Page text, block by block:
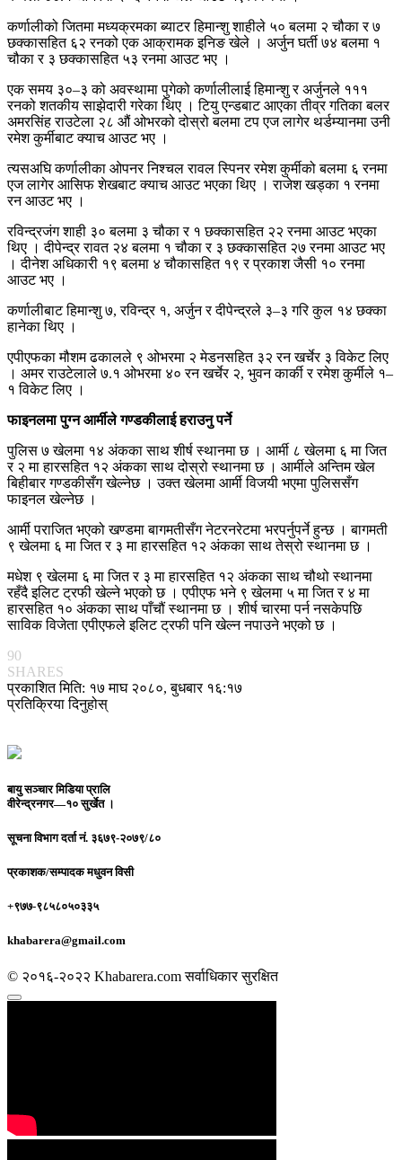
कर्णालीको जितमा मध्यक्रमका ब्याटर हिमान्शु शाहीले ५० बलमा २ चौका र ७
छक्कासहित ६२ रनको एक आक्रामक इनिङ खेले । अर्जुन घर्ती ७४ बलमा १
चौका र ३ छक्कासहित ५३ रनमा आउट भए ।
एक समय ३०–३ को अवस्थामा पुगेको कर्णालीलाई हिमान्शु र अर्जुनले १११
रनको शतकीय साझेदारी गरेका थिए । टियु एन्डबाट आएका तीव्र गतिका बलर
अमरसिंह राउटेला २८ औं ओभरको दोस्रो बलमा टप एज लागेर थर्डम्यानमा उनी
रमेश कुर्मीबाट क्याच आउट भए ।
त्यसअघि कर्णालीका ओपनर निश्चल रावल स्पिनर रमेश कुर्मीको बलमा ६ रनमा
एज लागेर आसिफ शेखबाट क्याच आउट भएका थिए । राजेश खड्का १ रनमा
रन आउट भए ।
रविन्द्रजंग शाही ३० बलमा ३ चौका र १ छक्कासहित २२ रनमा आउट भएका
थिए । दीपेन्द्र रावत २४ बलमा १ चौका र ३ छक्कासहित २७ रनमा आउट भए
। दीनेश अधिकारी १९ बलमा ४ चौकासहित १९ र प्रकाश जैसी १० रनमा
आउट भए ।
कर्णालीबाट हिमान्शु ७, रविन्द्र १, अर्जुन र दीपेन्द्रले ३–३ गरि कुल १४ छक्का
हानेका थिए ।
एपीएफका मौशम ढकालले ९ ओभरमा २ मेडनसहित ३२ रन खर्चेर ३ विकेट लिए
। अमर राउटेलाले ७.१ ओभरमा ४० रन खर्चेर २, भुवन कार्की र रमेश कुर्मीले १–
१ विकेट लिए ।
फाइनलमा पुग्न आर्मीले गण्डकीलाई हराउनु पर्ने
पुलिस ७ खेलमा १४ अंकका साथ शीर्ष स्थानमा छ । आर्मी ८ खेलमा ६ मा जित
र २ मा हारसहित १२ अंकका साथ दोस्रो स्थानमा छ । आर्मीले अन्तिम खेल
बिहीबार गण्डकीसँग खेल्नेछ । उक्त खेलमा आर्मी विजयी भएमा पुलिससँग
फाइनल खेल्नेछ ।
आर्मी पराजित भएको खण्डमा बागमतीसँग नेटरनरेटमा भरपर्नुपर्ने हुन्छ । बागमती
९ खेलमा ६ मा जित र ३ मा हारसहित १२ अंकका साथ तेस्रो स्थानमा छ ।
मधेश ९ खेलमा ६ मा जित र ३ मा हारसहित १२ अंकका साथ चौथो स्थानमा
रहँदै इलिट ट्रफी खेल्ने भएको छ । एपीएफ भने ९ खेलमा ५ मा जित र ४ मा
हारसहित १० अंकका साथ पाँचौं स्थानमा छ । शीर्ष चारमा पर्न नसकेपछि
साविक विजेता एपीएफले इलिट ट्रफी पनि खेल्न नपाउने भएको छ ।
90
SHARES
प्रकाशित मिति: १७ माघ २०८०, बुधबार १६:१७
प्रतिक्रिया दिनुहोस्
बायु सञ्चार मिडिया प्रालि
वीरेन्द्रनगर—१० सुर्खेत ।
सूचना विभाग दर्ता नं. ३६७९-२०७९/८०
प्रकाशक/सम्पादकमधुवन विसी
+९७७-९८५८०५०३३५
khabarera@gmail.com
© २०१६-२०२२ Khabarera.com सर्वाधिकार सुरक्षित